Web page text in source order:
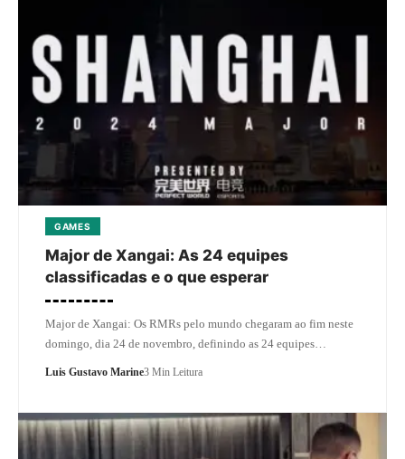
GAMES
Major de Xangai: As 24 equipes
classificadas e o que esperar
Major de Xangai: Os RMRs pelo mundo chegaram ao fim neste
domingo, dia 24 de novembro, definindo as 24 equipes…
Luis Gustavo Marine3 Min Leitura